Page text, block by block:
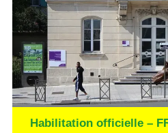
Habilitation officielle –